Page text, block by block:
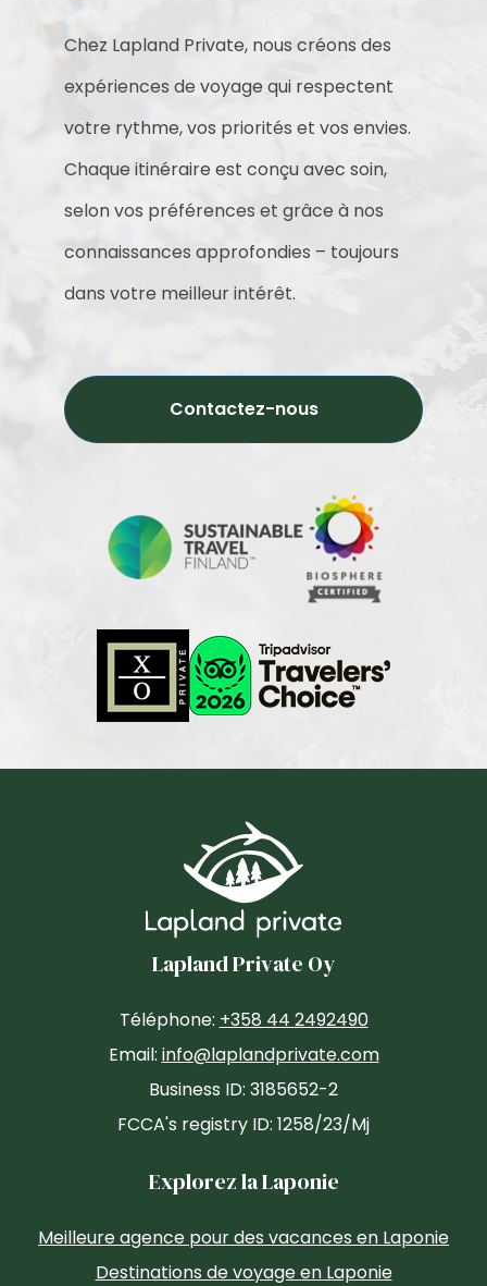
Chez Lapland Private, nous créons des
expériences de voyage qui respectent
votre rythme, vos priorités et vos envies.
Chaque itinéraire est conçu avec soin,
selon vos préférences et grâce à nos
connaissances approfondies – toujours
dans votre meilleur intérêt.
Contactez-nous
Lapland Private Oy
Téléphone: +358 44 2492490
Email: info@laplandprivate.com
Business ID: 3185652-2
FCCA's registry ID: 1258/23/Mj
Explorez la Laponie
Meilleure agence pour des vacances en Laponie
Destinations de voyage en Laponie